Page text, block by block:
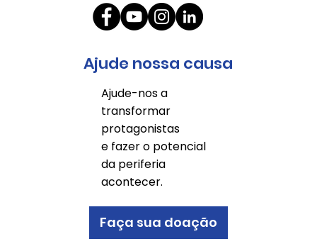
Ajude nossa causa
Ajude-nos a
transformar
protagonistas
e fazer o potencial
da periferia
acontecer.
Faça sua doação